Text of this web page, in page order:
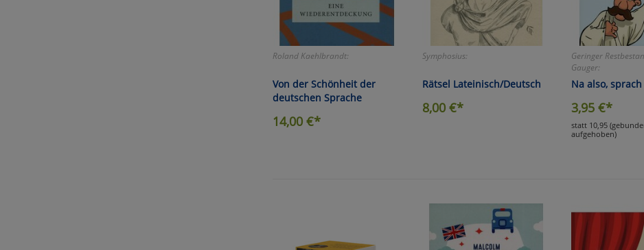
Roland Kaehlbrandt:
Von der Schönheit der
deutschen Sprache
14,00 €*
Symphosius:
Rätsel Lateinisch/Deutsch
8,00€*
Geringer
Gauger:
Na also,
3,95 €*
statt 10,95
aufgehoben)